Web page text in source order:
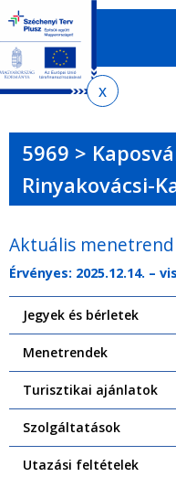
menetrendkeresőhöz
almenühöz
tartalomra
oldaltérképre
5969 >
Rinyakovácsi-
Aktuális menetrend
Érvényes: 2025.12.14. –
Jegyek és bérletek
Menetrendek
Turisztikai ajánlatok
Szolgáltatások
Utazási feltételek